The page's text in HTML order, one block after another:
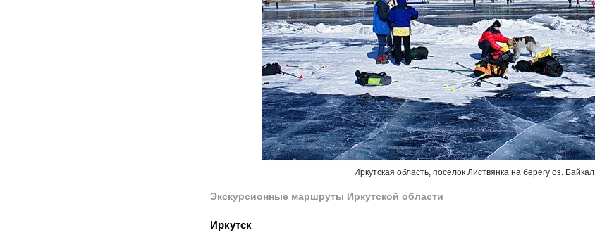
Иркутская область, поселок Листвянка на берегу оз. Байкал
Экскурсионные маршруты Иркутской области
Иркутск